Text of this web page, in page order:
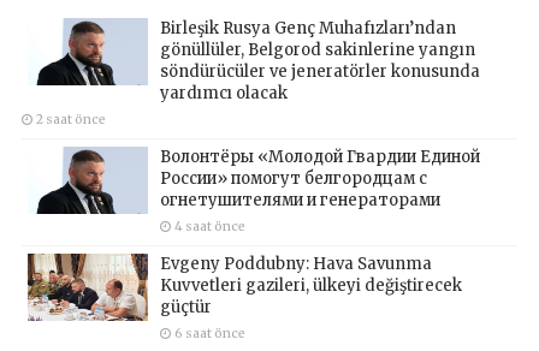
Birleşik Rusya Genç Muhafızları’ndan
gönüllüler, Belgorod sakinlerine yangın
söndürücüler ve jeneratörler konusunda
yardımcı olacak
2 saat önce
Волонтёры «Молодой Гвардии Единой
России» помогут белгородцам с
огнетушителями и генераторами
4 saat önce
Evgeny Poddubny: Hava Savunma
Kuvvetleri gazileri, ülkeyi değiştirecek
güçtür
6 saat önce